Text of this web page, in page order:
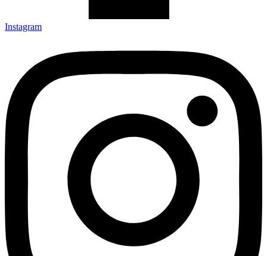
Instagram